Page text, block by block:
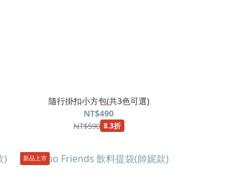
隨行掛扣小方包(共3色可選)
NT$490
NT$590 8.3折
新品上市